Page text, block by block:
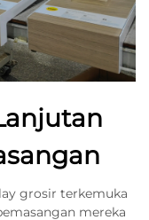
grosir terkemuka
mereka